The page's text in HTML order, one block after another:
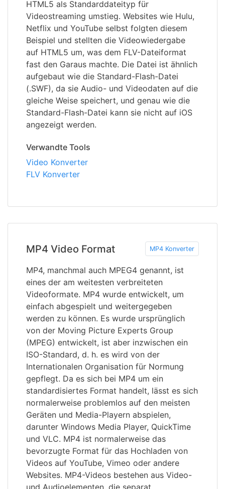
HTML5 als Standarddateityp für
Videostreaming umstieg. Websites wie Hulu,
Netflix und YouTube selbst folgten diesem
Beispiel und stellten die Videowiedergabe
auf HTML5 um, was dem FLV-Dateiformat
fast den Garaus machte. Die Datei ist ähnlich
aufgebaut wie die Standard-Flash-Datei
(.SWF), da sie Audio- und Videodaten auf die
gleiche Weise speichert, und genau wie die
Standard-Flash-Datei kann sie nicht auf iOS
angezeigt werden.
Verwandte Tools
Video Konverter
FLV Konverter
MP4 Video Format MP4 Konverter
MP4, manchmal auch MPEG4 genannt, ist
eines der am weitesten verbreiteten
Videoformate. MP4 wurde entwickelt, um
einfach abgespielt und weitergegeben
werden zu können. Es wurde ursprünglich
von der Moving Picture Experts Group
(MPEG) entwickelt, ist aber inzwischen ein
ISO-Standard, d. h. es wird von der
Internationalen Organisation für Normung
gepflegt. Da es sich bei MP4 um ein
standardisiertes Format handelt, lässt es sich
normalerweise problemlos auf den meisten
Geräten und Media-Playern abspielen,
darunter Windows Media Player, QuickTime
und VLC. MP4 ist normalerweise das
bevorzugte Format für das Hochladen von
Videos auf YouTube, Vimeo oder andere
Websites. MP4-Videos bestehen aus Video-